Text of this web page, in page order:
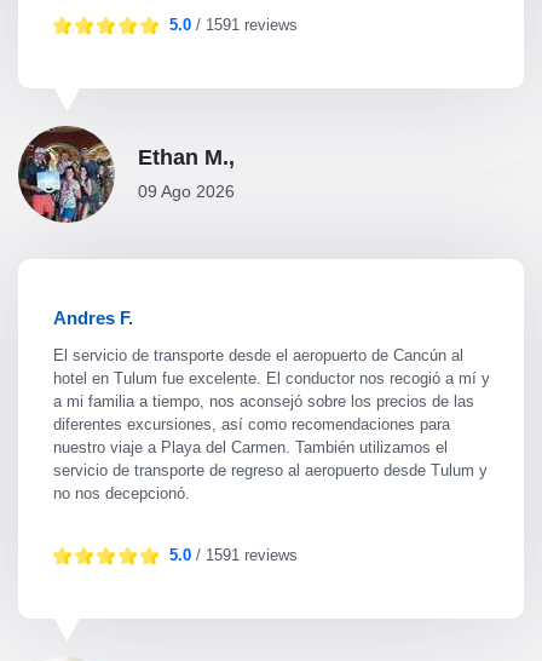
5.0 / 1591 reviews
Ethan M.,
09 Ago 2026
Andres F.
El servicio de transporte desde el aeropuerto de Cancún al
hotel en Tulum fue excelente. El conductor nos recogió a mí y
a mi familia a tiempo, nos aconsejó sobre los precios de las
diferentes excursiones, así como recomendaciones para
nuestro viaje a Playa del Carmen. También utilizamos el
servicio de transporte de regreso al aeropuerto desde Tulum y
no nos decepcionó.
5.0 / 1591 reviews